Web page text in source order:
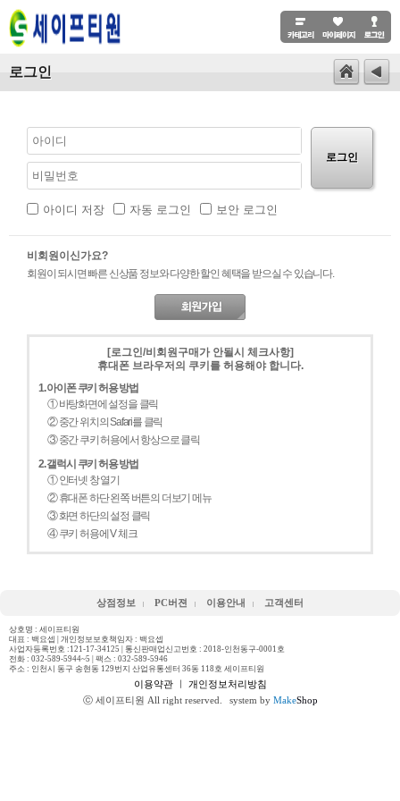
로그인
로그인
아이디 저장 자동 로그인 보안 로그인
비회원이신가요?
회원이 되시면 빠른 신상품 정보와 다양한 할인 혜택을 받으실 수 있습니다.
[로그인/비회원구매가 안될시 체크사항]
휴대폰 브라우저의 쿠키를 허용해야 합니다.
1. 아이폰 쿠키 허용 방법
① 바탕화면에 설정을 클릭
② 중간 위치의 Safari를 클릭
③ 중간 쿠키 허용에서 항상으로 클릭
2. 갤럭시 쿠키 허용 방법
① 인터넷 창 열기
② 휴대폰 하단 왼쪽 버튼의 더보기 메뉴
③ 화면 하단의 설정 클릭
④ 쿠키 허용에 V 체크
상점정보 PC버젼 이용안내 고객센터
상호명 : 세이프티원
대표 : 백요셉 | 개인정보보호책임자 : 백요셉
사업자등록번호 :121-17-34125 | 통신판매업신고번호 : 2018-인천동구-0001호
전화 : 032-589-5944~5 | 팩스 : 032-589-5946
주소 : 인천시 동구 송현동 129번지 산업유통센터 36동 118호 세이프티원
이용약관ㅣ 개인정보처리방침
ⓒ 세이프티원 All right reserved.
system by MakeShop